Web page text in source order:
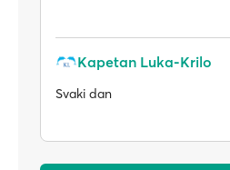
Kapetan Luka-Krilo
Svaki dan